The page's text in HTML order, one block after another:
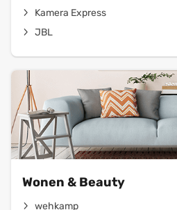
Kamera Express
JBL
Wonen & Beauty
wehkamp